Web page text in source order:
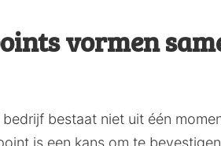
vormen
bestaat niet uit één
is een kans om te